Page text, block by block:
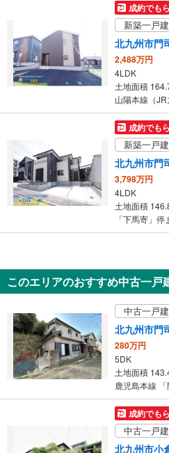
成約でも
新築一戸
北九州市門
2,488万円
4LDK
土地面積
山陽本線（
成約でも
新築一戸
北九州市門
3,798万円
4LDK
土地面積
「下馬寄」
北九州市門
4LDK
土地面積
山陽本線（
このエリアのおすすめ中古一戸
中古一戸
北九州市門
280万円
5DK
土地面積
鹿児島本線
成約でも
中古一戸
北九州市小